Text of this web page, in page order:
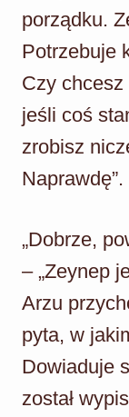
porządku.
Potrzebuje
Czy chcesz
jeśli coś
zrobisz
Naprawdę”.
„Dobrze,
– „Zeynep
Arzu
pyta, w
Dowiaduje
został